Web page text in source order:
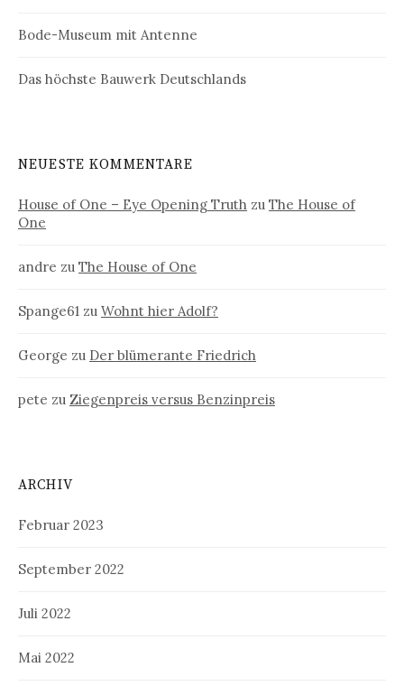
Bode-Museum mit Antenne
Das höchste Bauwerk Deutschlands
NEUESTE KOMMENTARE
House of One – Eye Opening Truth zu The House of
One
andre zu The House of One
Spange61 zu Wohnt hier Adolf?
George zu Der blümerante Friedrich
pete zu Ziegenpreis versus Benzinpreis
ARCHIV
Februar 2023
September 2022
Juli 2022
Mai 2022